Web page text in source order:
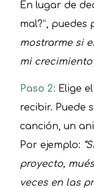
En lugar de
mal?”, puedes
mostrarme si
mi
Paso 2: Elige
recibir. Puede
canción, un
Por ejemplo:
proyecto,
veces en las